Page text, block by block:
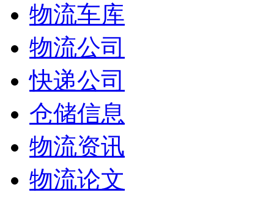
物流车库
物流公司
快递公司
仓储信息
物流资讯
物流论文